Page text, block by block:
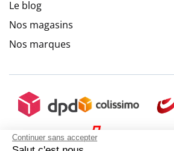
Continuer sans accepter
Le blog
Nos magasins
Nos marques